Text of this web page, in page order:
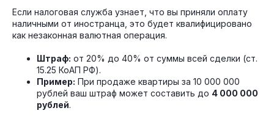
Если налоговая служба узнает, что вы приняли оплату
наличными от иностранца, это будет квалифицировано
как незаконная валютная операция.
Штраф: от 20% до 40% от суммы всей сделки (ст.
15.25 КоАП РФ).
Пример: При продаже квартиры за 10 000 000
рублей ваш штраф может составить до 4 000 000
рублей.